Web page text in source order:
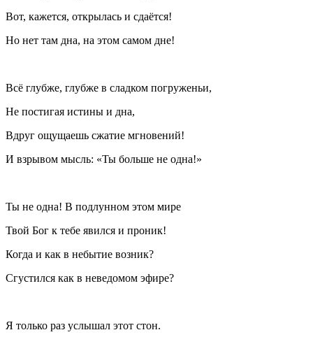
Вот, кажется, открылась и сдаётся!
Но нет там дна, на этом самом дне!
Всё глубже, глубже в сладком погруженьи,
Не постигая истины и дна,
Вдруг ощущаешь сжатие мгновений!
И взрывом мысль: «Ты больше не одна!»
Ты не одна! В подлунном этом мире
Твой Бог к тебе явился и проник!
Когда и как в небытие возник?
Сгустился как в неведомом эфире?
Я только раз услышал этот стон.